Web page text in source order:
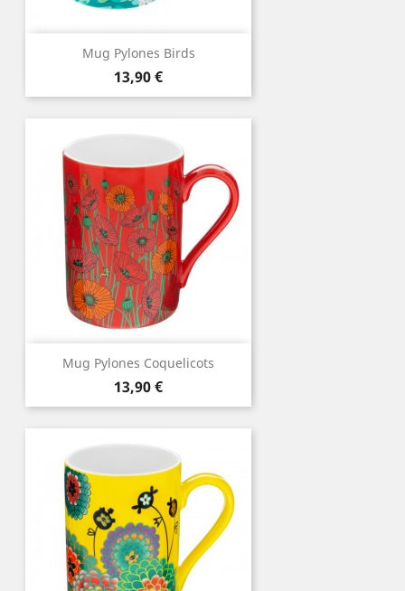
Mug Pylones Birds
Prix
13,90 €
Mug Pylones Coquelicots
Prix
13,90 €